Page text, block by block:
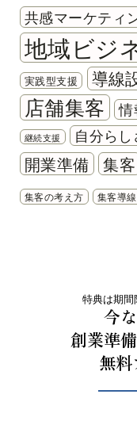
共感マーケティ
地域ビジ
実践型支援 導線
店舗集客 情
継続支援 自分らし
開業準備 集客
集客の考え方 集客導線
特典は期間
今
創業準
無料